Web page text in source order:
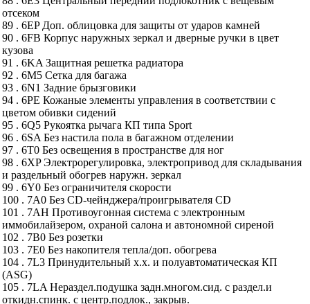
отсеком
89 . 6EP Доп. облицовка для защиты от ударов камней
90 . 6FB Корпус наружных зеркал и дверные ручки в цвет
кузова
91 . 6KA Защитная решетка радиатора
92 . 6M5 Сетка для багажа
93 . 6N1 Задние брызговики
94 . 6PE Кожаные элементы управления в соответствии с
цветом обивки сидений
95 . 6Q5 Рукоятка рычага КП типа Sport
96 . 6SA Без настила пола в багажном отделении
97 . 6T0 Без освещения в пространстве для ног
98 . 6XP Электрорегулировка, электропривод для складывания
и раздельный обогрев наружн. зеркал
99 . 6Y0 Без ограничителя скорости
100 . 7A0 Без CD-чейнджера/проигрывателя CD
101 . 7AH Противоугонная система с электронным
иммобилайзером, охраной салона и автономной сиреной
102 . 7B0 Без розетки
103 . 7E0 Без накопителя тепла/доп. обогрева
104 . 7L3 Принудительный х.х. и полуавтоматическая КП
(ASG)
105 . 7LA Нераздел.подушка задн.многом.сид. с раздел.и
откидн.спинк. с центр.подлок., закрыв.